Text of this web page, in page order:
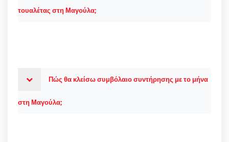
τουαλέτας στη Μαγούλα;
Πώς θα κλείσω συμβόλαιο συντήρησης με το μήνα
στη Μαγούλα;